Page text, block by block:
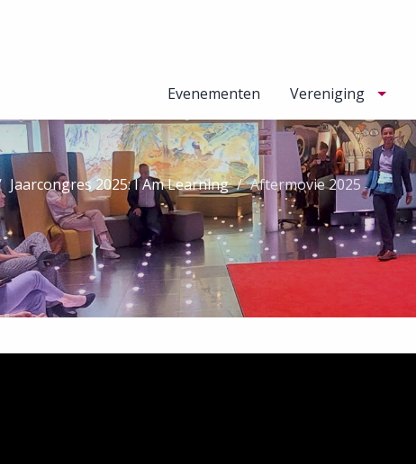
Evenementen Vereniging
Jaarcongres 2025: I Am Learning Aftermovie 2025